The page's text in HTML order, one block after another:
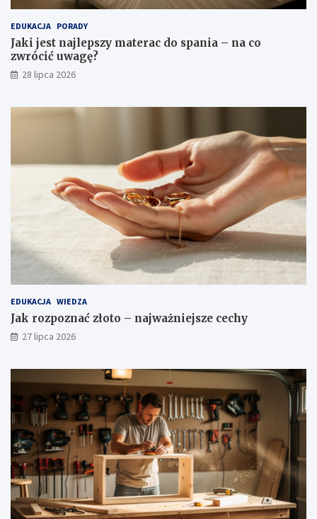
EDUKACJA PORADY
Jaki jest najlepszy materac do spania – na co
zwrócić uwagę?
28 lipca 2026
EDUKACJA WIEDZA
Jak rozpoznać złoto – najważniejsze cechy
27 lipca 2026